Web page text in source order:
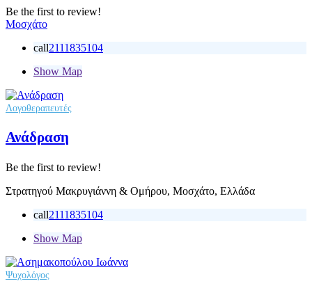
Be the first to review!
Μοσχάτο
call2111835104
Show Map
Λογοθεραπευτές
Ανάδραση
Be the first to review!
Στρατηγού Μακρυγιάννη & Ομήρου, Μοσχάτο, Ελλάδα
call2111835104
Show Map
Ψυχολόγος